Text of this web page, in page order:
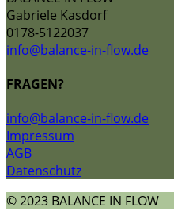
Gabriele Kasdorf
0178-5122037
info@balance-in-flow.de
FRAGEN?
info@balance-in-flow.de
Impressum
AGB
Datenschutz
© 2023 BALANCE IN FLOW